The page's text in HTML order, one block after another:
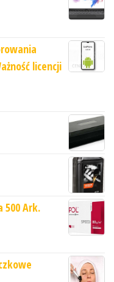
licencji
500 Ark.